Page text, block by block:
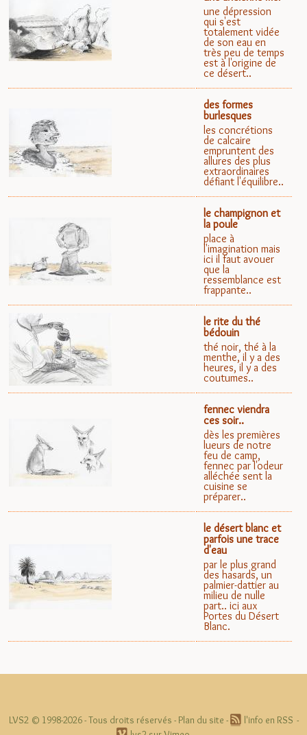
une dépression
qui s'est
totalement vidée
de son eau en
très peu de temps
est à l'origine de
ce désert..
des formes
burlesques
les concrétions
de calcaire
empruntent des
allures des plus
extraordinaires
défiant l'équilibre..
le champignon et
la poule
place à
l'imagination mais
ici il faut avouer
que la
ressemblance est
frappante..
le rite du thé
bédouin
thé noir, thé à la
menthe, il y a des
heures, il y a des
coutumes..
fennec viendra
ces soir..
dès les premières
lueurs de notre
feu de camp,
fennec par l'odeur
alléchée sent la
cuisine se
préparer..
le désert blanc et
parfois une trace
d'eau
par le plus grand
des hasards, un
palmier-dattier au
milieu de nulle
part.. ici aux
Portes du Désert
Blanc.
LVS2 © 1998-2026 -Tous droits réservés - Plan du site - l'info en RSS -